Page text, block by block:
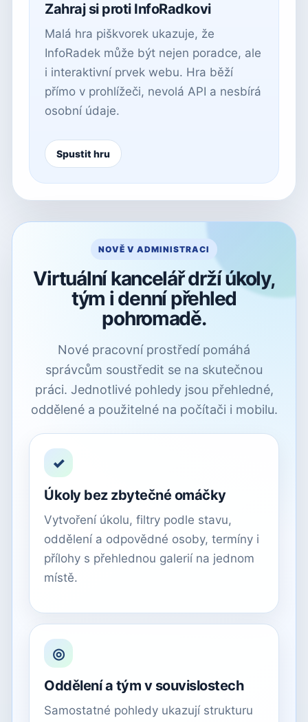
Zahraj si proti InfoRadkovi
Malá hra piškvorek ukazuje, že
InfoRadek může být nejen poradce, ale
i interaktivní prvek webu. Hra běží
přímo v prohlížeči, nevolá API a nesbírá
osobní údaje.
Spustit hru
NOVĚ V ADMINISTRACI
Virtuální kancelář drží úkoly,
tým i denní přehled
pohromadě.
Nové pracovní prostředí pomáhá
správcům soustředit se na skutečnou
práci. Jednotlivé pohledy jsou přehledné,
oddělené a použitelné na počítači i mobilu.
✓
Úkoly bez zbytečné omáčky
Vytvoření úkolu, filtry podle stavu,
oddělení a odpovědné osoby, termíny i
přílohy s přehlednou galerií na jednom
místě.
◎
Oddělení a tým v souvislostech
Samostatné pohledy ukazují strukturu